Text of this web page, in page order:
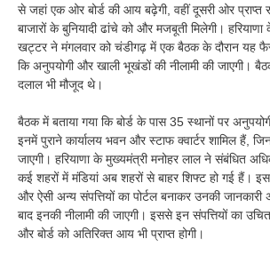
से जहां एक ओर बोर्ड की आय बढ़ेगी, वहीं दूसरी ओर प्राप्त
बाजारों के बुनियादी ढांचे को और मजबूती मिलेगी।
खट्टर ने मंगलवार को चंडीगढ़ में एक बैठक के दौरान यह
कि अनुपयोगी और खाली भूखंडों की नीलामी की जाएगी।
दलाल भी मौजूद थे।
बैठक में बताया गया कि बोर्ड के पास 35 स्थानों पर
इनमें पुराने कार्यालय भवन और स्टाफ क्वार्टर शामिल हैं,
जाएगी। हरियाणा के मुख्यमंत्री मनोहर लाल ने संबंधित
कई शहरों में मंडियां अब शहरों से बाहर शिफ्ट हो गई हैं। इस
और ऐसी अन्य संपत्तियों का पोर्टल बनाकर उनकी
बाद इनकी नीलामी की जाएगी। इससे इन संपत्तियों का
और बोर्ड को अतिरिक्त आय भी प्राप्त होगी।